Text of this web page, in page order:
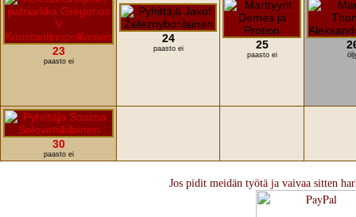
23
paasto ei
24
paasto ei 25
paasto ei
30
paasto ei
Jos pidit meidän työtä ja vaivaa sitten